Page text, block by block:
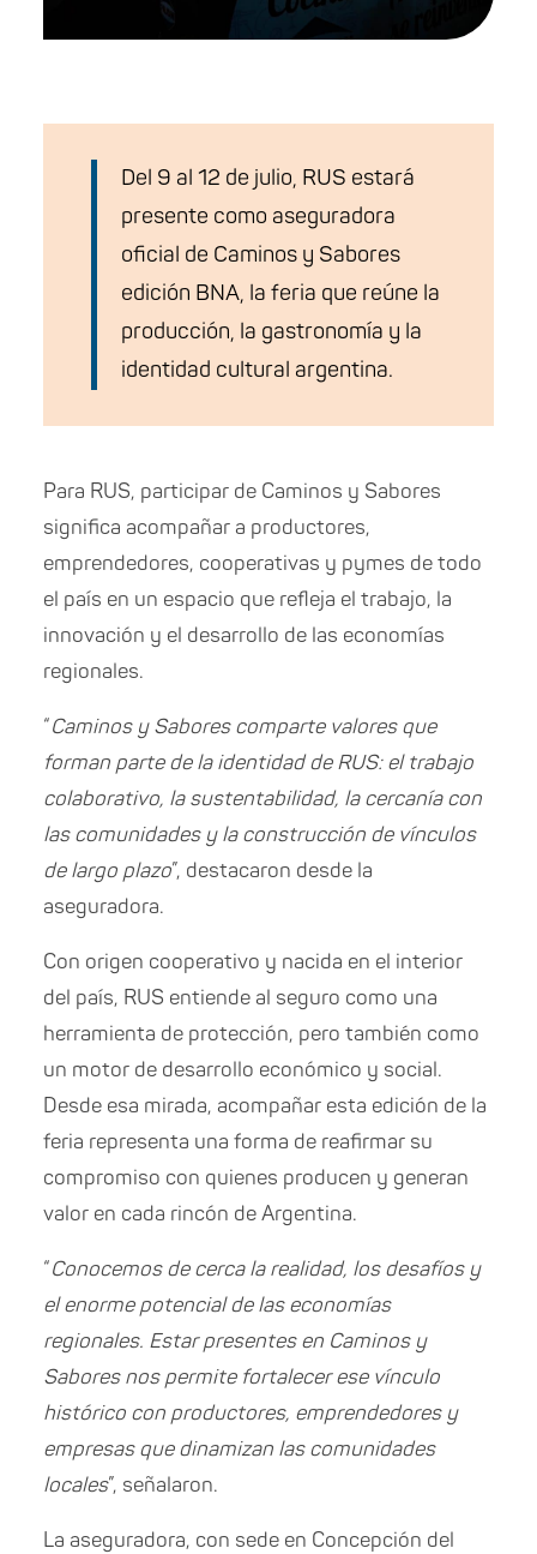
Del 9 al 12 de julio, RUS estará
presente como aseguradora
oficial de Caminos y Sabores
edición BNA, la feria que reúne la
producción, la gastronomía y la
identidad cultural argentina.
Para RUS, participar de Caminos y Sabores
significa acompañar a productores,
emprendedores, cooperativas y pymes de todo
el país en un espacio que refleja el trabajo, la
innovación y el desarrollo de las economías
regionales.
“Caminos y Sabores comparte valores que
forman parte de la identidad de RUS: el trabajo
colaborativo, la sustentabilidad, la cercanía con
las comunidades y la construcción de vínculos
de largo plazo”, destacaron desde la
aseguradora.
Con origen cooperativo y nacida en el interior
del país, RUS entiende al seguro como una
herramienta de protección, pero también como
un motor de desarrollo económico y social.
Desde esa mirada, acompañar esta edición de la
feria representa una forma de reafirmar su
compromiso con quienes producen y generan
valor en cada rincón de Argentina.
“Conocemos de cerca la realidad, los desafíos y
el enorme potencial de las economías
regionales. Estar presentes en Caminos y
Sabores nos permite fortalecer ese vínculo
histórico con productores, emprendedores y
empresas que dinamizan las comunidades
locales”, señalaron.
La aseguradora, con sede en Concepción del